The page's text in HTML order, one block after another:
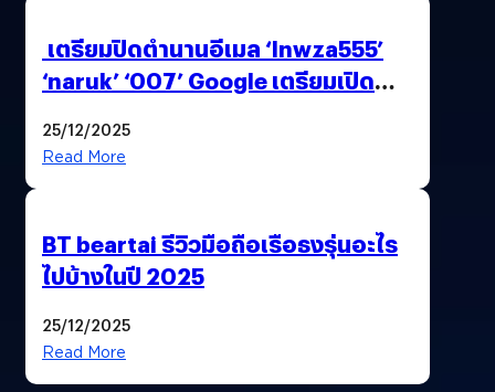
เตรียมปิดตำนานอีเมล ‘lnwza555’
‘naruk’ ‘007’ Google เตรียมเปิด
25/12/2025
Read More
BT beartai รีวิวมือถือเรือธงรุ่นอะไร
ไปบ้างในปี 2025
25/12/2025
Read More